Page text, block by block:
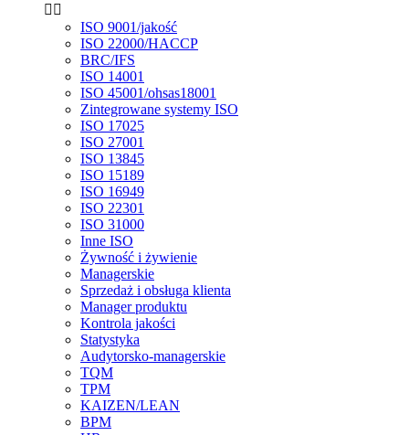
 
ISO 9001/jakość
ISO 22000/HACCP
BRC/IFS
ISO 14001
ISO 45001/ohsas18001
Zintegrowane systemy ISO
ISO 17025
ISO 27001
ISO 13845
ISO 15189
ISO 16949
ISO 22301
ISO 31000
Inne ISO
Żywność i żywienie
Managerskie
Sprzedaż i obsługa klienta
Manager produktu
Kontrola jakości
Statystyka
Audytorsko-managerskie
TQM
TPM
KAIZEN/LEAN
BPM